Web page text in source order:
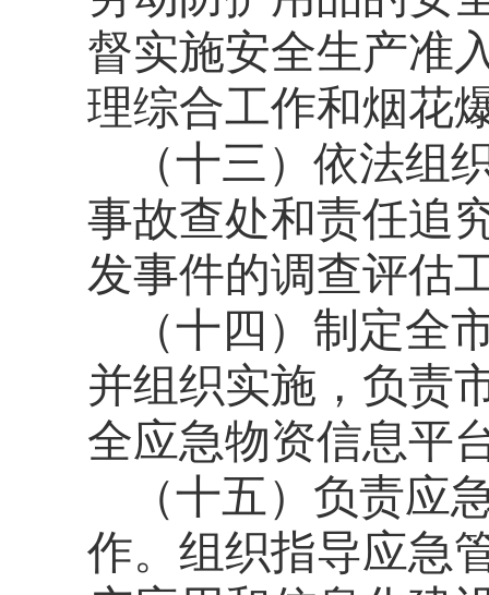
督实施安全生产准
理综合工作和烟花
（十三）依法组
事故查处和责任追
发事件的调查评估
（十四）制定全
并组织实施，负责
全应急物资信息平
（十五）负责应
作。组织指导应急